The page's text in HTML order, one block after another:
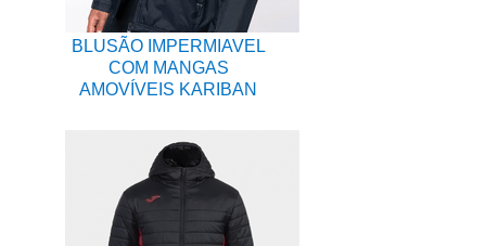
BLUSÃO IMPERMIAVEL
COM MANGAS
AMOVÍVEIS KARIBAN